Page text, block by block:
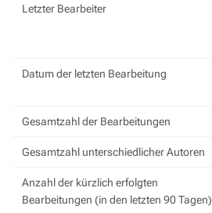
Letzter Bearbeiter
Datum der letzten Bearbeitung
Gesamtzahl der Bearbeitungen
Gesamtzahl unterschiedlicher Autoren
Anzahl der kürzlich erfolgten
Bearbeitungen (in den letzten 90 Tagen)